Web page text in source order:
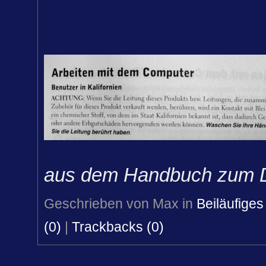
aus dem Handbuch zum
Geschrieben von Max in Beiläufiges
(0)
Trackbacks (0)